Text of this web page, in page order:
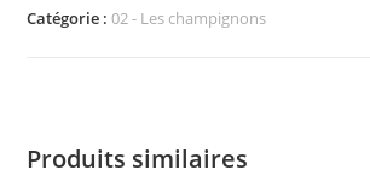
048.jpg
Catégorie :02 - Les champignons
Produits similaires